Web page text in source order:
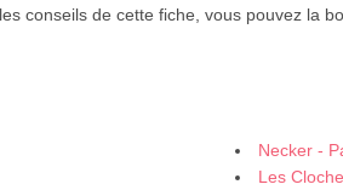
conseils de cette fiche, vous pouvez la
Necker -
Les